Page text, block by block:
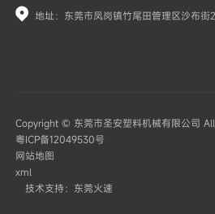
地址：东莞市凤岗镇竹尾田管理区沙布街
Copyright © 东莞市圣安塑料机械有限公司
粤ICP备12049530号
网站地图
xml
技术支持：东莞火速